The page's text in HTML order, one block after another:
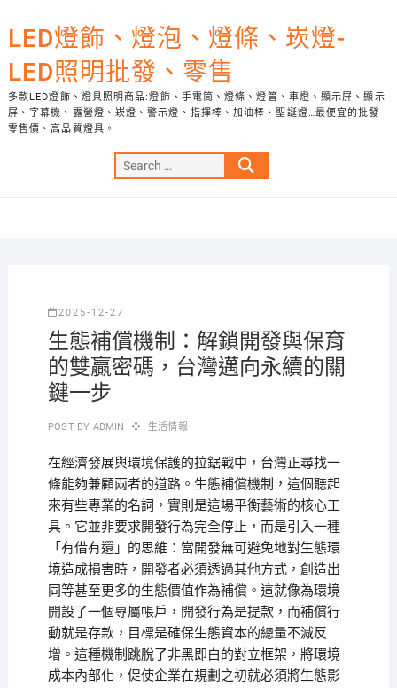
to
content
LED燈飾、燈泡、燈條、崁燈-
LED照明批發、零售
多款LED燈飾、燈具照明商品:燈飾、手電筒、燈條、燈管、車燈、顯示屏、顯示
屏、字幕機、露營燈、崁燈、警示燈、指揮棒、加油棒、聖誕燈…最便宜的批發
零售價、高品質燈具。
Search
…
2025-12-27
生態補償機制：解鎖開發與保育
的雙贏密碼，台灣邁向永續的關
鍵一步
POST BY ADMIN 生活情報
在經濟發展與環境保護的拉鋸戰中，台灣正尋找一
條能夠兼顧兩者的道路。生態補償機制，這個聽起
來有些專業的名詞，實則是這場平衡藝術的核心工
具。它並非要求開發行為完全停止，而是引入一種
「有借有還」的思維：當開發無可避免地對生態環
境造成損害時，開發者必須透過其他方式，創造出
同等甚至更多的生態價值作為補償。這就像為環境
開設了一個專屬帳戶，開發行為是提款，而補償行
動就是存款，目標是確保生態資本的總量不減反
增。這種機制跳脫了非黑即白的對立框架，將環境
成本內部化，促使企業在規劃之初就必須將生態影